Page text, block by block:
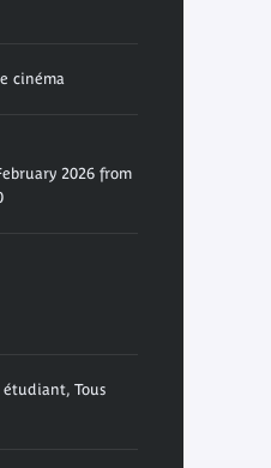
cinéma
2026 from
étudiant, Tous